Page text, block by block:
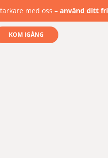
med oss – använd ditt
KOM IGÅNG